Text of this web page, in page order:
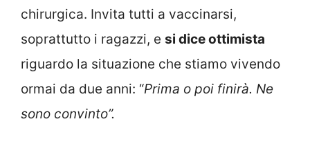
chirurgica. Invita tutti a vaccinarsi,
soprattutto i ragazzi, e si dice ottimista
riguardo la situazione che stiamo vivendo
ormai da due anni: “Prima o poi finirà. Ne
sono convinto”.